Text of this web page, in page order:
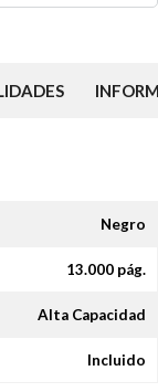
Negro
13.000 pág.
Alta Capacidad
Incluido